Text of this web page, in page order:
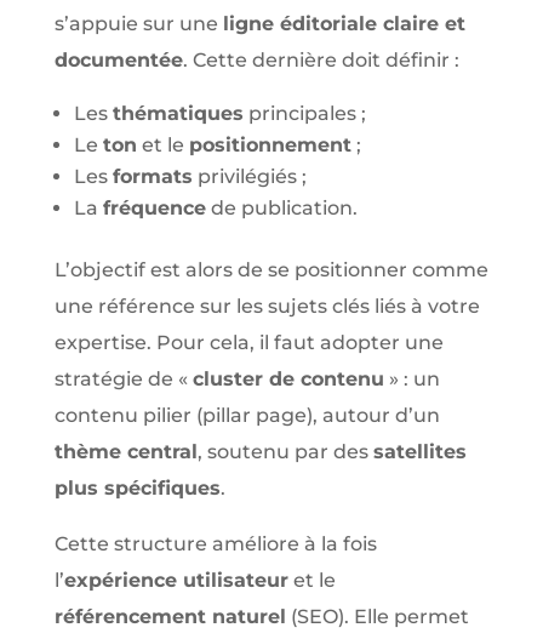
s’appuie sur une ligne éditoriale claire et
documentée. Cette dernière doit définir :
Les thématiques principales ;
Le ton et le positionnement;
Les formats privilégiés ;
La fréquencede publication.
L’objectif est alors de se positionner comme
une référence sur les sujets clés liés à votre
expertise. Pour cela, il faut adopter une
stratégie de « cluster de contenu » : un
contenu pilier (pillar page), autour d’un
thème central, soutenu par des satellites
plus spécifiques.
Cette structure améliore à la fois
l’expérience utilisateuret le
référencement naturel (SEO). Elle permet